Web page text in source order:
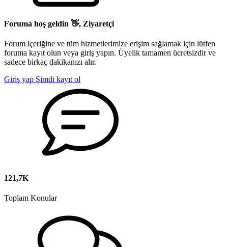
Foruma hoş geldin 👋, Ziyaretçi
Forum içeriğine ve tüm hizmetlerimize erişim sağlamak için lütfen
foruma kayıt olun veya giriş yapın. Üyelik tamamen ücretsizdir ve
sadece birkaç dakikanızı alır.
Giriş yap Şimdi kayıt ol
121,7K
Toplam Konular